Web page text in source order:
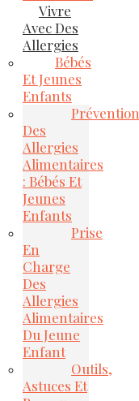
Vivre
Avec Des
Allergies
Bébés
Et Jeunes
Enfants
Prévention
Des
Allergies
Alimentaires
: Bébés Et
Jeunes
Enfants
Prise
En
Charge
Des
Allergies
Alimentaires
Du Jeune
Enfant
Outils,
Astuces Et